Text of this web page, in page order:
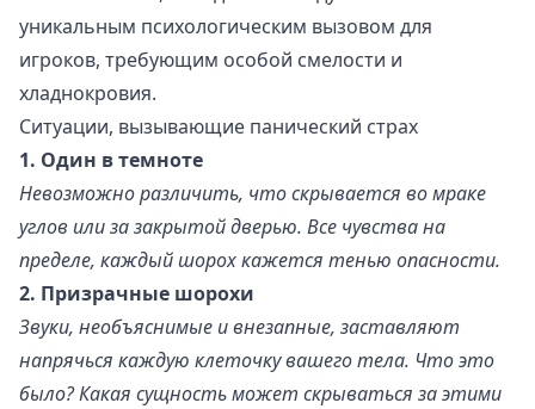
уникальным психологическим вызовом для
игроков, требующим особой смелости и
хладнокровия.
Ситуации, вызывающие панический страх
1. Один в темноте
Невозможно различить, что скрывается во мраке
углов или за закрытой дверью. Все чувства на
пределе, каждый шорох кажется тенью опасности.
2. Призрачные шорохи
Звуки, необъяснимые и внезапные, заставляют
напрячься каждую клеточку вашего тела. Что это
было? Какая сущность может скрываться за этими